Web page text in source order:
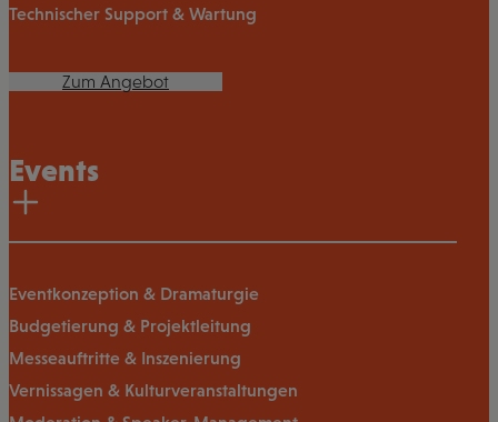
Technischer Support & Wartung
Zum Angebot
Events
Eventkonzeption & Dramaturgie
Budgetierung & Projektleitung
Messeauftritte & Inszenierung
Vernissagen & Kulturveranstaltungen